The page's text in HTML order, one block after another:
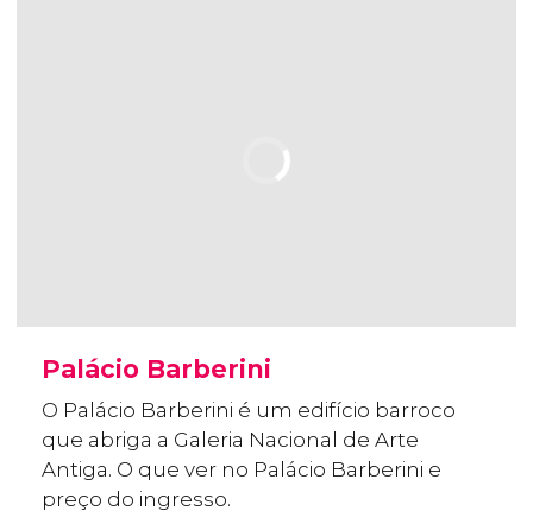
Palácio Barberini
O Palácio Barberini é um edifício barroco
que abriga a Galeria Nacional de Arte
Antiga. O que ver no Palácio Barberini e
preço do ingresso.